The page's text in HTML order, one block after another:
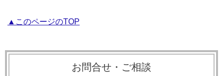
▲このページのTOP
お問合せ・ご相談